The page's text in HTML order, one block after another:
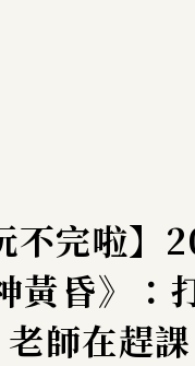
不完啦】
黃昏》：
老師在趕